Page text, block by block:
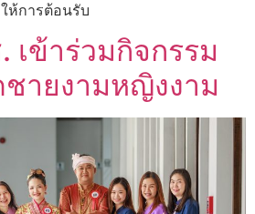
ห้การต้อนรับ
เข้าร่วมกิจกรรม
ชายงามหญิงงาม